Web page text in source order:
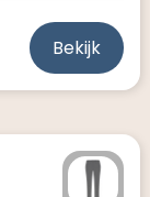
Bekijk